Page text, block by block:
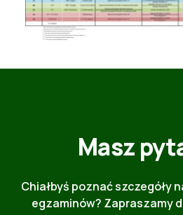
Masz
Chiałbyś poznać szczegóły
egzaminów? Zapraszamy